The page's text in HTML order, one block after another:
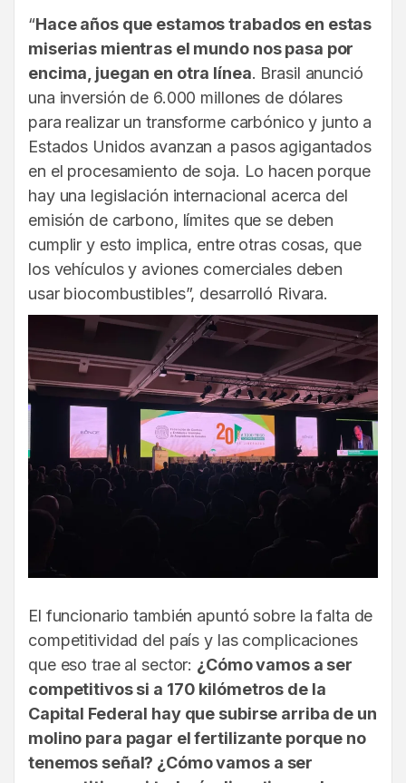
“Hace años que estamos trabados en estas
miserias mientras el mundo nos pasa por
encima, juegan en otra línea. Brasil anunció
una inversión de 6.000 millones de dólares
para realizar un transforme carbónico y junto a
Estados Unidos avanzan a pasos agigantados
en el procesamiento de soja. Lo hacen porque
hay una legislación internacional acerca del
emisión de carbono, límites que se deben
cumplir y esto implica, entre otras cosas, que
los vehículos y aviones comerciales deben
usar biocombustibles”, desarrolló Rivara.
El funcionario también apuntó sobre la falta de
competitividad del país y las complicaciones
que eso trae al sector: ¿Cómo vamos a ser
competitivos si a 170 kilómetros de la
Capital Federal hay que subirse arriba de un
molino para pagar el fertilizante porque no
tenemos señal? ¿Cómo vamos a ser